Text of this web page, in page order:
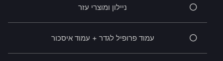
ניילון ומוצרי עזר
עמוד פרופיל לגדר + עמוד איסכור